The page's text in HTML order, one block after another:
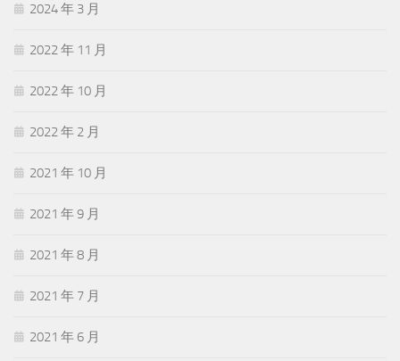
2024 年 3 月
2022 年 11 月
2022 年 10 月
2022 年 2 月
2021 年 10 月
2021 年 9 月
2021 年 8 月
2021 年 7 月
2021 年 6 月